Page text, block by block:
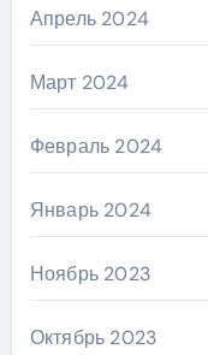
Апрель 2024
Март 2024
Февраль 2024
Январь 2024
Ноябрь 2023
Октябрь 2023